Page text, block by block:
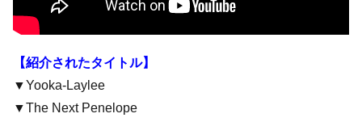
【紹介されたタイトル】
▼Yooka-Laylee
▼The Next Penelope